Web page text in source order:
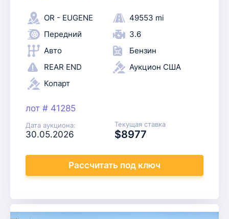
OR - EUGENE
49553 mi
Передний
3.6
Авто
Бензин
REAR END
Аукцион США
Копарт
лот # 41285
Дата аукциона:
30.05.2026
Текущая ставка
$8977
Рассчитать под ключ